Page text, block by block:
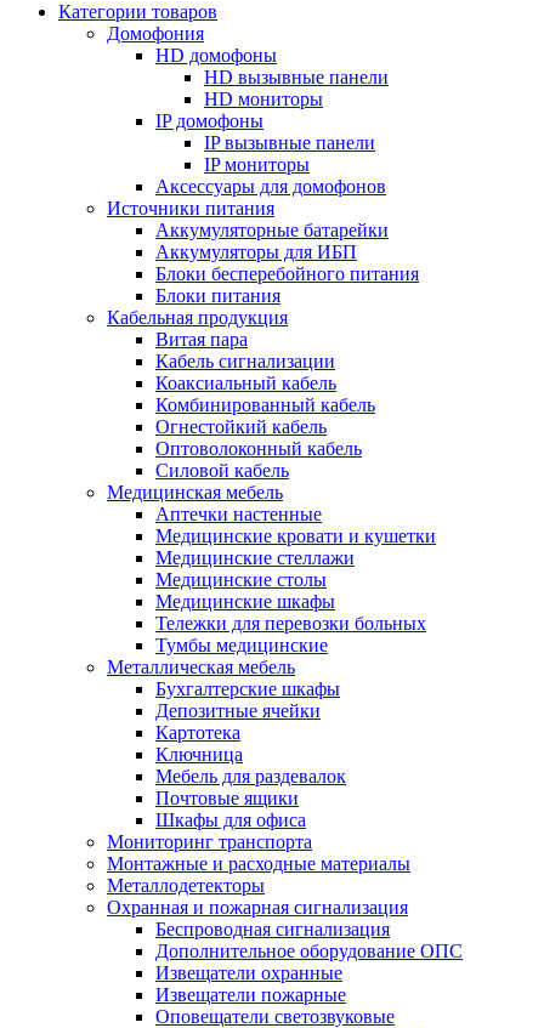
Категории товаров
Домофония
HD домофоны
HD вызывные панели
HD мониторы
IP домофоны
IP вызывные панели
IP мониторы
Аксессуары для домофонов
Источники питания
Аккумуляторные батарейки
Аккумуляторы для ИБП
Блоки бесперебойного питания
Блоки питания
Кабельная продукция
Витая пара
Кабель сигнализации
Коаксиальный кабель
Комбинированный кабель
Огнестойкий кабель
Оптоволоконный кабель
Силовой кабель
Медицинская мебель
Аптечки настенные
Медицинские кровати и кушетки
Медицинские стеллажи
Медицинские столы
Медицинские шкафы
Тележки для перевозки больных
Тумбы медицинские
Металлическая мебель
Бухгалтерские шкафы
Депозитные ячейки
Картотека
Ключница
Мебель для раздевалок
Почтовые ящики
Шкафы для офиса
Мониторинг транспорта
Монтажные и расходные материалы
Металлодетекторы
Охранная и пожарная сигнализация
Беспроводная сигнализация
Дополнительное оборудование ОПС
Извещатели охранные
Извещатели пожарные
Оповещатели светозвуковые